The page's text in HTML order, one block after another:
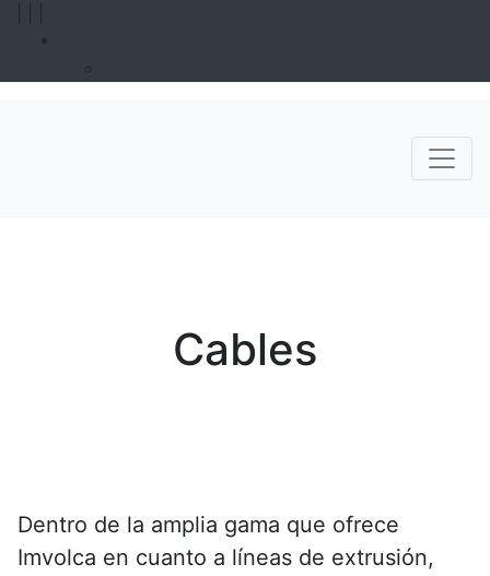
Cables
Dentro de la amplia gama que ofrece
Imvolca en cuanto a líneas de extrusión,